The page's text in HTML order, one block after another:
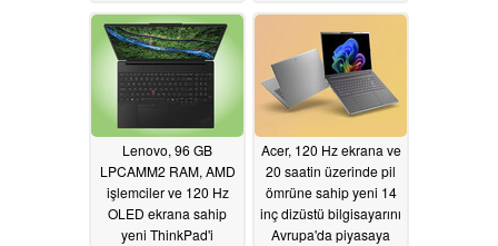
sürdü05/29/2026
Lenovo, 96 GB
LPCAMM2 RAM, AMD
işlemciler ve 120 Hz
OLED ekrana sahip
yeni ThinkPad'i
Acer, 120 Hz ekrana ve
20 saatin üzerinde pil
ömrüne sahip yeni 14
inç dizüstü bilgisayarını
Avrupa'da piyasaya